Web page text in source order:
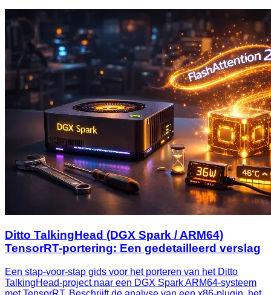
Ditto TalkingHead (DGX Spark / ARM64)
TensorRT-portering: Een gedetailleerd verslag
Een stap‑voor‑stap gids voor het porteren van het Ditto
TalkingHead‑project naar een DGX Spark ARM64‑systeem